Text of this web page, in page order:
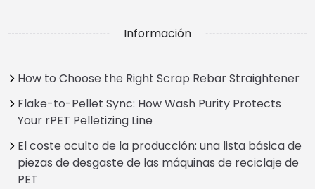
Información
How to Choose the Right Scrap Rebar Straightener
Flake-to-Pellet Sync: How Wash Purity Protects
Your rPET Pelletizing Line
El coste oculto de la producción: una lista básica de
piezas de desgaste de las máquinas de reciclaje de
PET